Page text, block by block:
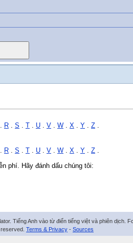
. R . S . . U . V . W . X . Y . Z .
R S T U V W X Y Z
phí. Hãy đánh dấu chúng tôi:
Tiếng Anh vào từ điển tiếng việt và phiên dịch.
Terms & Privacy - Sources